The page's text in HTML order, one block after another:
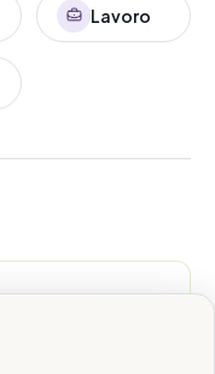
Lavoro
Scopri→